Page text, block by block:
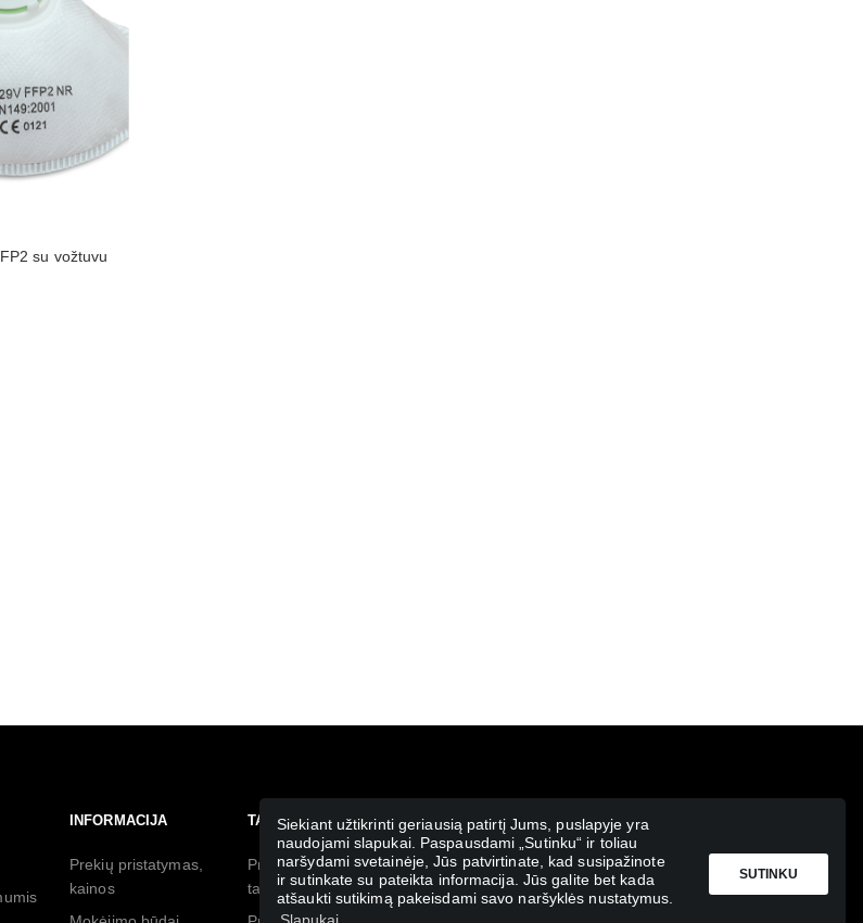
Siekiant užtikrinti geriausią patirtį Jums, puslapyje yra
naudojami slapukai. Paspausdami „Sutinku“ ir toliau
naršydami svetainėje, Jūs patvirtinate, kad susipažinote
ir sutinkate su pateikta informacija. Jūs galite bet kada
atšaukti sutikimą pakeisdami savo naršyklės nustatymus.
SUTINKU
su vožtuvu
INFORMACIJA
Prekių pristatymas,
kainos
TAISYKLĖS
Prekių pirkimo
taisyklės